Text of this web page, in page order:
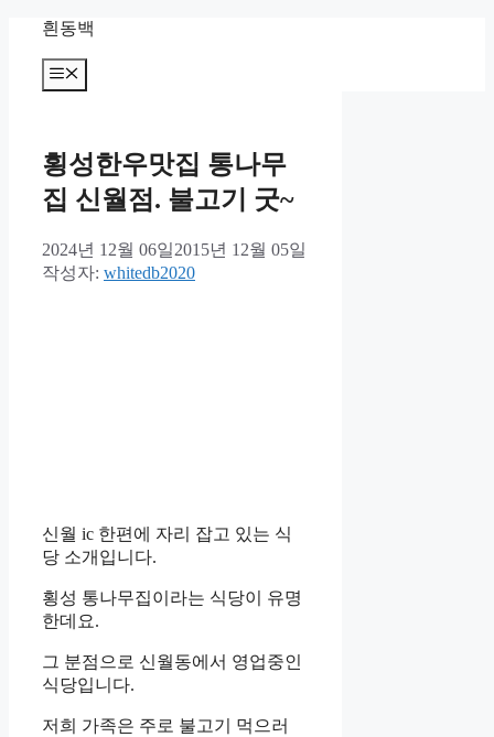
흰동백
메
뉴
횡성한우맛집 통나무
집 신월점. 불고기 굿~
2024년 12월 06일2015년 12월 05일
작성자: whitedb2020
신월 ic 한편에 자리 잡고 있는 식
당 소개입니다.
횡성 통나무집이라는 식당이 유명
한데요.
그 분점으로 신월동에서 영업중인
식당입니다.
저희 가족은 주로 불고기 먹으러